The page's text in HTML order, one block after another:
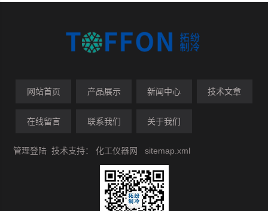
网站首页 产品展示 新闻中心 技术文章
在线留言 联系我们 关于我们
管理登陆 技术支持：化工仪器网 sitemap.xml